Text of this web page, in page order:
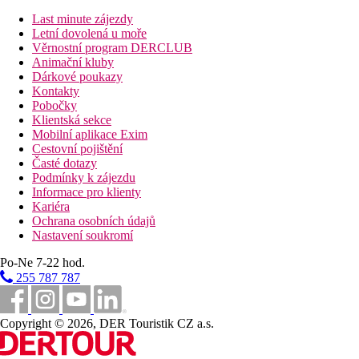
Stravování
Bez stravy nebo dle nabídky ck
Vzdálenosti
26,5 km
Vzdálenost od nejbližšího letiště
50 m
Vzdálenost k pláži
Pláž
Plážová dovolená
Bazény
Lehátka a slunečníky u bazénu zdarma
Bar u bazénu
Last minute zájezdy
Letní dovolená u moře
Věrnostní program DERCLUB
Animační kluby
Dárkové poukazy
Kontakty
Pobočky
Klientská sekce
Mobilní aplikace Exim
Cestovní pojištění
Časté dotazy
Podmínky k zájezdu
Informace pro klienty
Kariéra
Ochrana osobních údajů
Nastavení soukromí
Po-Ne 7-22 hod.
255 787 787
Copyright © 2026, DER Touristik CZ a.s.